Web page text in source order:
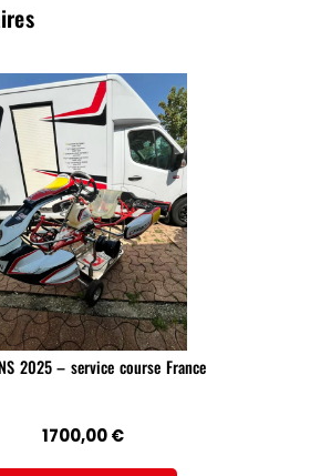
2025 – service course France
1700,00€